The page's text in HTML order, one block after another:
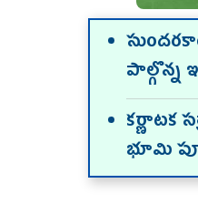
పాల్గొన్న
కర్ణాటక
భూమి